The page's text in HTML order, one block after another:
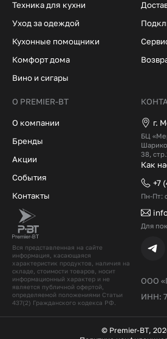
Вся представленная на сайте
информация, касающаяся
характеристик продуктов, наличия на
складе, стоимости товаров, носит
информационный характер и не
является публичной офертой,
определяемой положениями Статьи
437(2) Гражданского кодекcа РФ.
ООО
ИНН:
Техника для кухни
Уход за одеждой
Кухонные помощники
Комфорт дома
Вино и сигары
О PREMIER-BT
О компании
Бренды
Акции
События
Контакты
г.
БЦ
38,
Как
+7
Пн-Пт:
Для
© Premier-BT,